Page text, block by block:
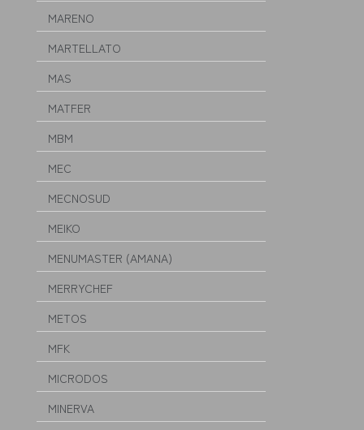
MARENO
MARTELLATO
MAS
MATFER
MBM
MEC
MECNOSUD
MEIKO
MENUMASTER (AMANA)
MERRYCHEF
METOS
MFK
MICRODOS
MINERVA